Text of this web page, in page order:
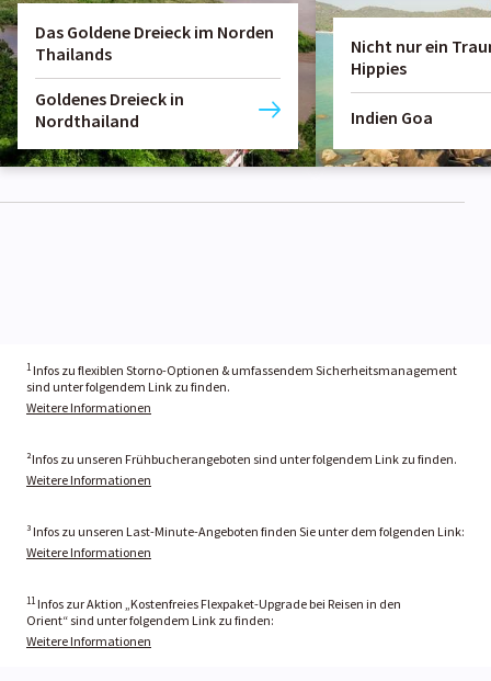
Das Goldene Dreieck im Norden
Thailands
Goldenes Dreieck in
Nordthailand
Nicht nur ein
Hippies
Indien Goa
1 Infos zu flexiblen Storno-Optionen & umfassendem Sicherheitsmanagement
sind unter folgendem Link zu finden.
Weitere Informationen
²Infos zu unseren Frühbucherangeboten sind unter folgendem Link zu finden.
Weitere Informationen
³ Infos zu unseren Last-Minute-Angeboten finden Sie unter dem folgenden Link:
Weitere Informationen
11 Infos zur Aktion „Kostenfreies Flexpaket-Upgrade bei Reisen in den
Orient“ sind unter folgendem Link zu finden:
Weitere Informationen